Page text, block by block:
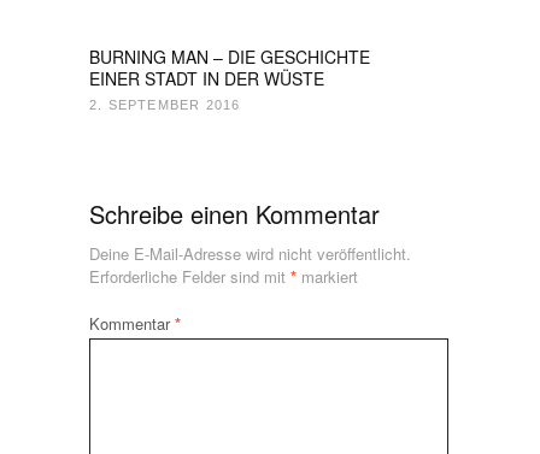
BURNING MAN – DIE GESCHICHTE
EINER STADT IN DER WÜSTE
2. SEPTEMBER 2016
Schreibe einen Kommentar
Deine E-Mail-Adresse wird nicht veröffentlicht.
Erforderliche Felder sind mit * markiert
Kommentar*